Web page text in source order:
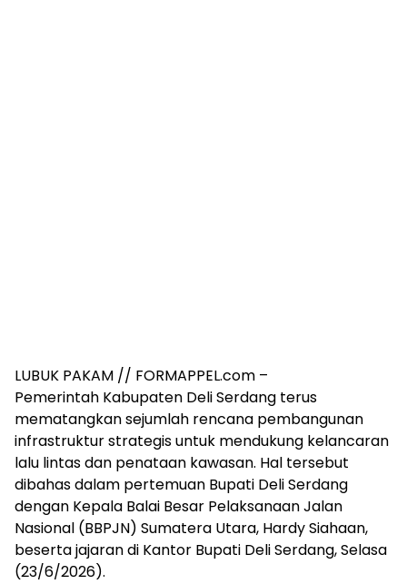
LUBUK PAKAM // FORMAPPEL.com –
‎Pemerintah Kabupaten Deli Serdang terus
mematangkan sejumlah rencana pembangunan
infrastruktur strategis untuk mendukung kelancaran
lalu lintas dan penataan kawasan. Hal tersebut
dibahas dalam pertemuan Bupati Deli Serdang
dengan Kepala Balai Besar Pelaksanaan Jalan
Nasional (BBPJN) Sumatera Utara, Hardy Siahaan,
beserta jajaran di Kantor Bupati Deli Serdang, Selasa
(23/6/2026).